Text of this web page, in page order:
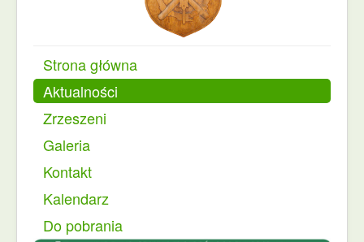
Strona główna
Aktualności
Zrzeszeni
Galeria
Kontakt
Kalendarz
Do pobrania